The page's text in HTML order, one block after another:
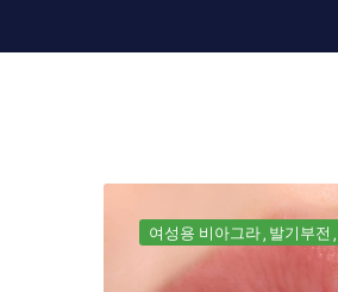
여성용 비아그라 발기부전